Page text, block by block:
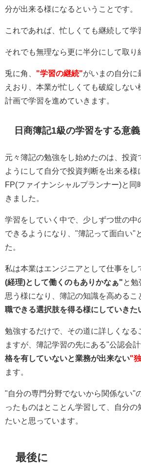
分が出来る様になるということです。
これであれば、忙しくても継続して学
それでも無理なら更に半分にして取り
兎に角、 "学習の継続"がいまの自分に
えおり、本業が忙しくても破綻しない
計画で学習を進めていきます。
日商簿記1級の学習をする意
元々簿記の勉強をし始めたのは、投資
ようにして自分で投資判断を出来る様
FP(ファイナンシャルプランナー)と同
きました。
学習をしていく中で、少しずつ世の中
できるようになり、"簿記って面白い"
た。
私は本業はエンジニアとして仕事をし
(経理)として働くのもありかなぁ" と
思う様になり、簿記の知識を高めるこ
職できる選択肢を得る様にしていきた
勉強するだけで、その道に詳しくなる
ますが、簿記学習の先にある"公認会
格を有していないと業務が出来ない"
ます。
"自分の専門分野でないから関係ない"
ったものはとことん学習して、自分の
たいと思っています。
最後に